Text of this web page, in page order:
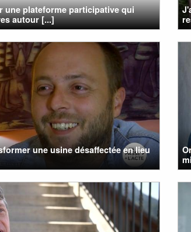
une plateforme participative qui
autour [...]
une usine désaffectée en lieu